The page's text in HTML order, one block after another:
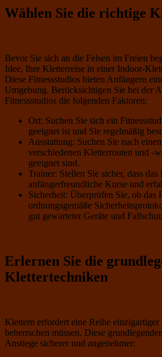
Wählen Sie die richtige
Bevor Sie sich an die Felsen im Freien
Idee, Ihre Kletterreise in einer Indoor-
Diese Fitnessstudios bieten Anfängern
Umgebung. Berücksichtigen Sie bei der
Fitnessstudios die folgenden Faktoren:
Ort: Suchen Sie sich ein
geeignet ist und Sie regelmäßig
Ausstattung: Suchen Sie nach
verschiedenen Kletterrouten und -
geeignet sind.
Trainer: Stellen Sie sicher, dass das
anfängerfreundliche Kurse und
Sicherheit: Überprüfen Sie, ob das
ordnungsgemäße
gut gewarteter Geräte und
Erlernen Sie die
Klettertechniken
Klettern erfordert eine Reihe
beherrschen müssen. Diese
Anstiege sicherer und angenehmer: